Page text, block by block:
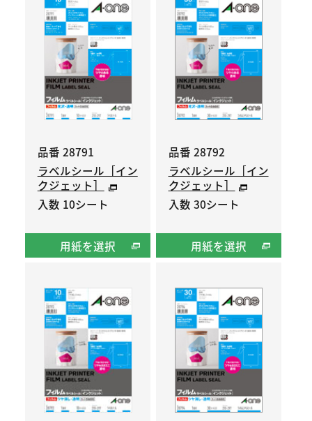
品番 28791
ラベルシール［イン
クジェット］
入数 10シート
用紙を選択
品番 28792
ラベルシール［イン
クジェット］
入数 30シート
用紙を選択